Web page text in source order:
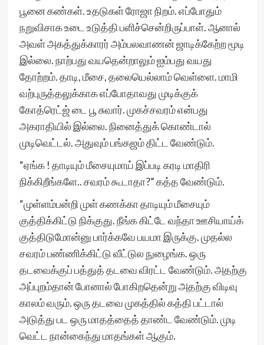
பூனை கண்கள். உதடுகள் ரோஜா நிறம். எப்போதும்
நறுவிசாக உடை உடுத்தி பளிச்சென்றிருப்பாள். ஆனால்
அவள் அகத்துக்காரர் அம்பலவாணன் ஜாடிக்கேற்ற மூடி
இல்லை. நாற்பது வயதென்றாலும் ஐம்பது வயது
தோற்றம். தாடி, மீசை, தலையெல்லாம் வெள்ளை. மாமி
வற்புருத்தலுக்காக எப்போதாவது முடிக்குக்
கோத்ரெட்ஜ் டை பூ சுவார். முகச்சவரம் என்பது
அகராதியில் இல்லை. நினைத்துக் கொண்டால்
முடிவெட்டல். அதுவும் பங்கஜம் திட்ட வேண்டும்.
“ஏங்க ! தாடியும் மீசையுமாய் இப்படி கரடி மாதிரி
நிக்கிறீங்களே.. சவரம் கூடாதா?” கத்த வேண்டும்.
“முள்ளம்பன்றி முள் கணக்கா தாடியும் மீசையும்
குத்திக்கிட்டு நிக்குது. நீங்க கிட்டே வந்தா ஊசியாய்க்
குத்திடுமோன்னு பார்க்கவே பயமா இருக்கு. முதல்ல
சவரம் பண்ணிக்கிட்டு வீட்டுல நுழைங்க. ஒரு
தடவைக்குப் பத்துத் தடவை விரட்ட வேண்டும். அதற்கு
அப்புறம்தான் போனால் போகிறதென்று அதற்கு விடிவு
காலம் வரும். ஒரு தடவை முகத்தில் கத்தி பட்டால்
அடுத்து பட ஒரு மாதத்தைத் தாண்ட வேண்டும். முடி
வெட்ட நான்கைந்து மாதங்கள் ஆகும்.